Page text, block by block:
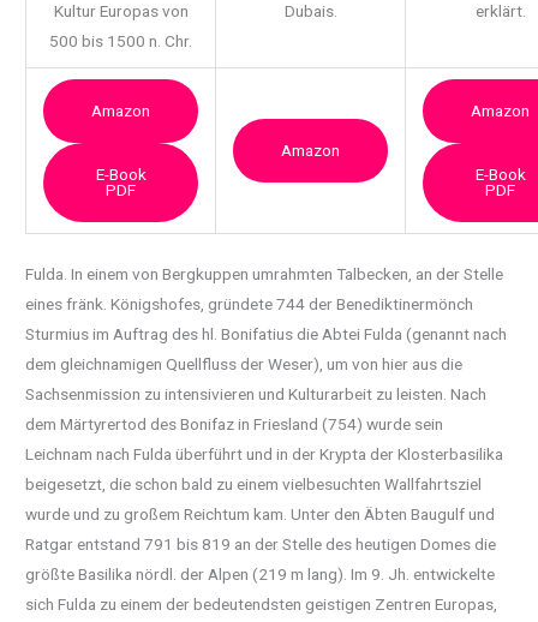
Kultur Europas von
500 bis 1500 n. Chr.
Dubais.
erklärt.
Amazon
E-Book
PDF
Amazon
Amazon
E-Book
PDF
Fulda. In einem von Bergkuppen umrahmten Talbecken, an der Stelle
eines fränk. Königshofes, gründete 744 der Benediktinermönch
Sturmius im Auftrag des hl. Bonifatius die Abtei Fulda (genannt nach
dem gleichnamigen Quellfluss der Weser), um von hier aus die
Sachsenmission zu intensivieren und Kulturarbeit zu leisten. Nach
dem Märtyrertod des Bonifaz in Friesland (754) wurde sein
Leichnam nach Fulda überführt und in der Krypta der Klosterbasilika
beigesetzt, die schon bald zu einem vielbesuchten Wallfahrtsziel
wurde und zu großem Reichtum kam. Unter den Äbten Baugulf und
Ratgar entstand 791 bis 819 an der Stelle des heutigen Domes die
größte Basilika nördl. der Alpen (219 m lang). Im 9. Jh. entwickelte
sich Fulda zu einem der bedeutendsten geistigen Zentren Europas,